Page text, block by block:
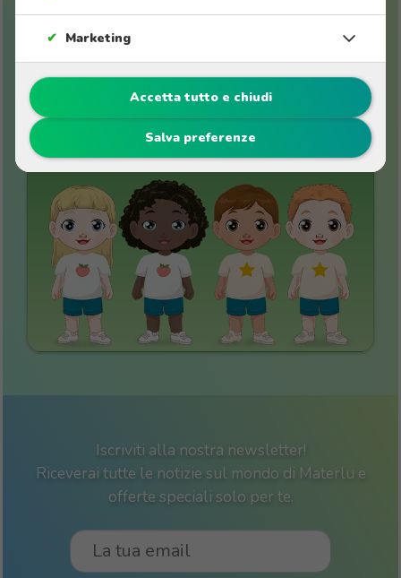
Marketing
✔
Salva preferenze
Accetta tutto e chiudi
Storie da 4 a 6 anni
Iscriviti alla nostra newsletter!
Riceverai tutte le notizie sul mondo di Materlu e
offerte speciali solo per te.